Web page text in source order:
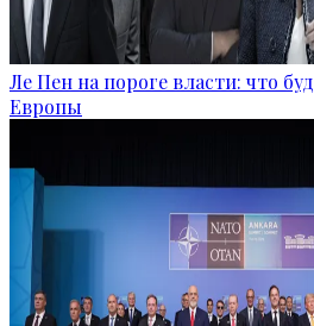
Ле Пен на пороге власти: что
Европы